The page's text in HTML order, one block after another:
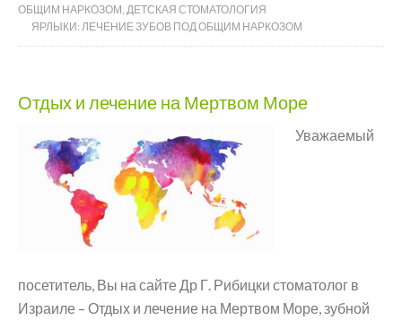
ОБЩИМ НАРКОЗОМ, ДЕТСКАЯ СТОМАТОЛОГИЯ
ЯРЛЫКИ: ЛЕЧЕНИЕ ЗУБОВ ПОД ОБЩИМ НАРКОЗОМ
Отдых и лечение на Мертвом Море
Уважаемый
посетитель, Вы на сайте Др Г. Рибицки стоматолог в
Израиле – Отдых и лечение на Мертвом Море, зубной